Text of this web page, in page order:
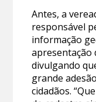
Antes, a
responsável
informação
apresentação
divulgando
grande
cidadãos.